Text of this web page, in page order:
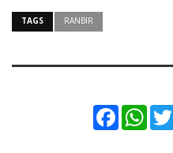
TAGS RANBIR
Facebook